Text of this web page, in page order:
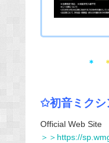
＊
✩初音ミクシ
Official Web Site
＞＞ https://